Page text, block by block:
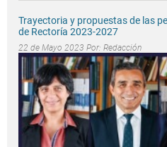
Trayectoria y propuestas de las
de Rectoría 2023-2027
22 de Mayo 2023 Por: Redacción